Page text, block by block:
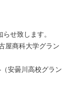
せ致します。
商科大学グラン
（安曇川高校グラン